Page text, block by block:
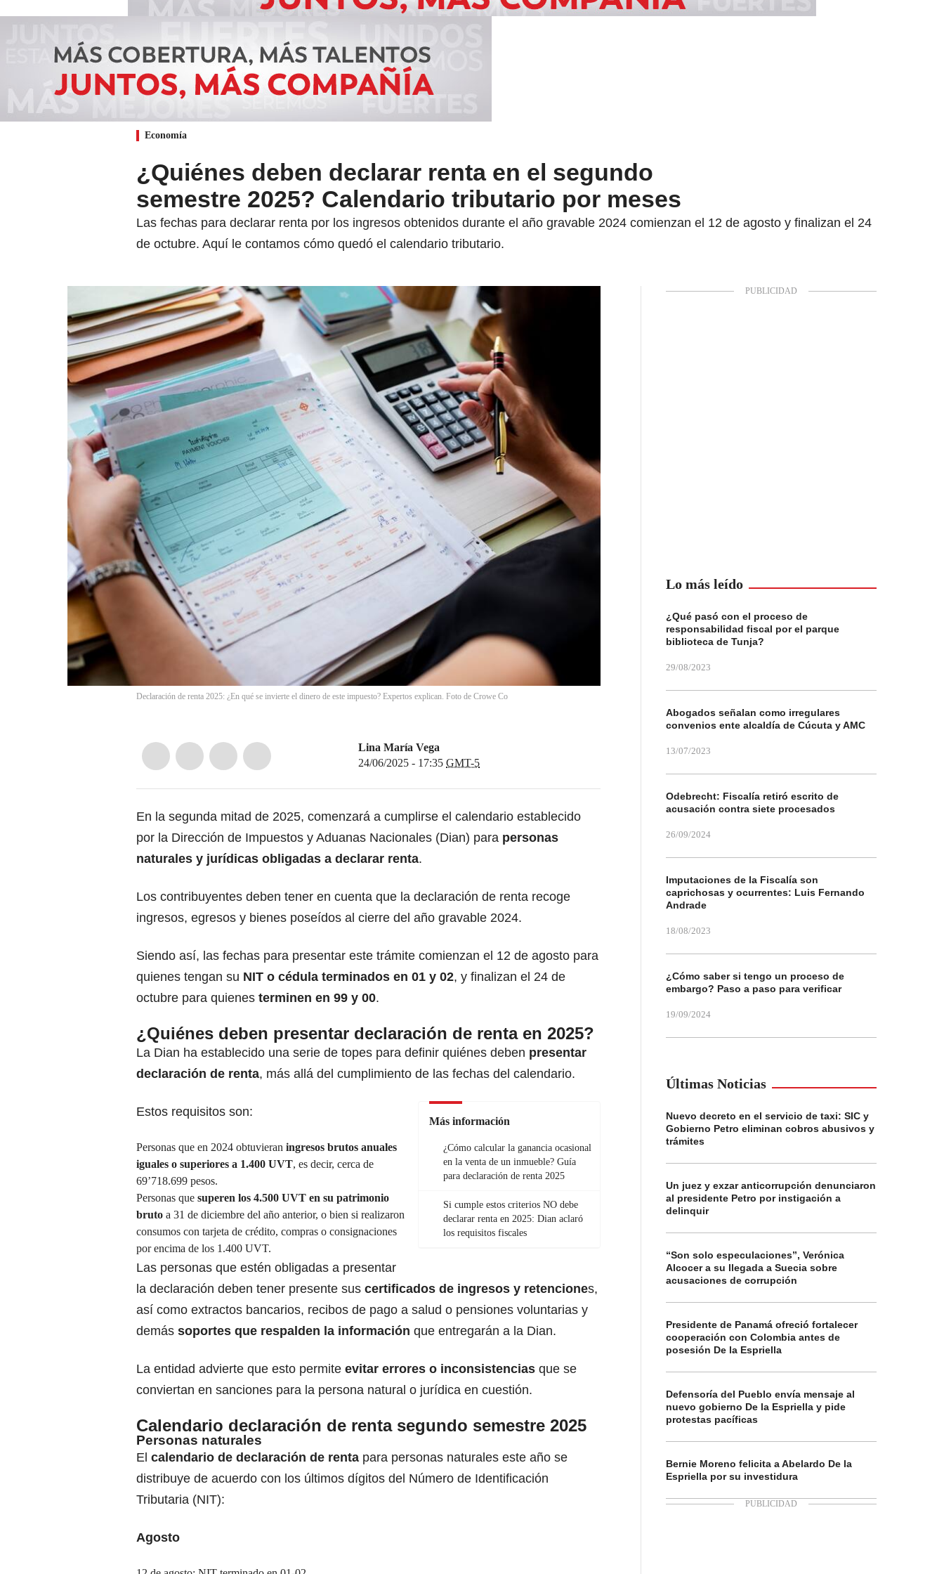
Economía
¿Quiénes deben declarar renta en el segundo
semestre 2025? Calendario tributario por meses
Las fechas para declarar renta por los ingresos obtenidos durante el año gravable 2024 comienzan el 12 de agosto y finalizan el 24
de octubre. Aquí le contamos cómo quedó el calendario tributario.
Declaración de renta 2025: ¿En qué se invierte el dinero de este impuesto? Expertos explican. Foto de Crowe Co
Lina María Vega
24/06/2025 - 17:35 GMT-5
En la segunda mitad de 2025, comenzará a cumplirse el calendario establecido
por la Dirección de Impuestos y Aduanas Nacionales (Dian) para personas
naturales y jurídicas obligadas a declarar renta.
Los contribuyentes deben tener en cuenta que la declaración de renta recoge
ingresos, egresos y bienes poseídos al cierre del año gravable 2024.
Siendo así, las fechas para presentar este trámite comienzan el 12 de agosto para
quienes tengan su NIT o cédula terminados en 01 y 02, y finalizan el 24 de
octubre para quienes terminen en 99 y 00.
¿Quiénes deben presentar declaración de renta en 2025?
La Dian ha establecido una serie de topes para definir quiénes deben presentar
declaración de renta, más allá del cumplimiento de las fechas del calendario.
Más información
¿Cómo calcular la ganancia ocasional
en la venta de un inmueble? Guía
para declaración de renta 2025
Si cumple estos criterios NO debe
declarar renta en 2025: Dian aclaró
los requisitos fiscales
Estos requisitos son:
Personas que en 2024 obtuvieran ingresos brutos anuales
iguales o superiores a 1.400 UVT, es decir, cerca de
69’718.699 pesos.
Personas que superen los 4.500 UVT en su patrimonio
bruto a 31 de diciembre del año anterior, o bien si realizaron
consumos con tarjeta de crédito, compras o consignaciones
por encima de los 1.400 UVT.
Las personas que estén obligadas a presentar
la declaración deben tener presente sus certificados de ingresos y retenciones,
así como extractos bancarios, recibos de pago a salud o pensiones voluntarias y
demás soportes que respalden la información que entregarán a la Dian.
La entidad advierte que esto permite evitar errores o inconsistencias que se
conviertan en sanciones para la persona natural o jurídica en cuestión.
Calendario declaración de renta segundo semestre 2025
Personas naturales
El calendario de declaración de renta para personas naturales este año se
distribuye de acuerdo con los últimos dígitos del Número de Identificación
Tributaria (NIT):
Agosto
Lo más leído
¿Qué pasó con el proceso de
responsabilidad fiscal por el parque
biblioteca de Tunja?
29/08/2023
Abogados señalan como irregulares
convenios ente alcaldía de Cúcuta y AMC
13/07/2023
Odebrecht: Fiscalía retiró escrito de
acusación contra siete procesados
26/09/2024
Imputaciones de la Fiscalía son
caprichosas y ocurrentes: Luis Fernando
Andrade
18/08/2023
¿Cómo saber si tengo un proceso de
embargo? Paso a paso para verificar
19/09/2024
Últimas Noticias
Nuevo decreto en el servicio de taxi: SIC y
Gobierno Petro eliminan cobros abusivos y
trámites
Un juez y exzar anticorrupción denunciaron
al presidente Petro por instigación a
delinquir
“Son solo especulaciones”, Verónica
Alcocer a su llegada a Suecia sobre
acusaciones de corrupción
Presidente de Panamá ofreció fortalecer
cooperación con Colombia antes de
posesión De la Espriella
Defensoría del Pueblo envía mensaje al
nuevo gobierno De la Espriella y pide
protestas pacíficas
Bernie Moreno felicita a Abelardo De la
Espriella por su investidura